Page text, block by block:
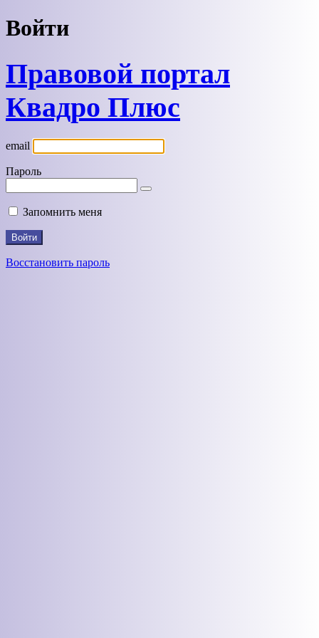
Войти
Правовой портал
Квадро Плюс
email
Пароль
Запомнить меня
Восстановить пароль